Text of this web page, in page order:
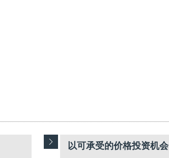
以可承受的价格投资机会